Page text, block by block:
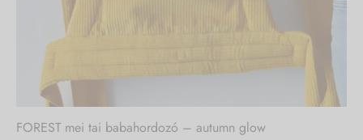
FOREST mei tai babahordozó – autumn glow